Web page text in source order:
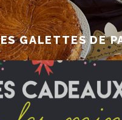
GALETTES DE